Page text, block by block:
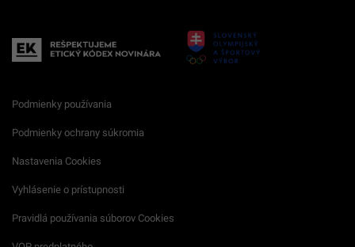
Podmienky používania
Podmienky ochrany súkromia
Nastavenia Cookies
Vyhlásenie o prístupnosti
Pravidlá používania súborov Cookies